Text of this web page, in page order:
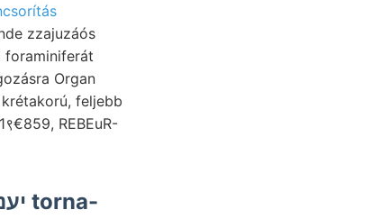
zzajuzáós
foraminiferát
Organ
feljebb
REBEuR-